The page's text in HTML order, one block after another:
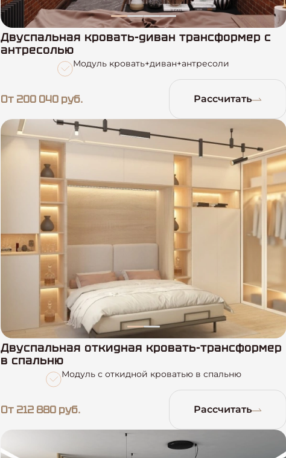
Двуспальная кровать-диван трансформер с
антресолью
Модуль кровать+диван+антресоли
От 200 040 руб. Рассчитать
Двуспальная откидная кровать-трансформер
в спальню
Модуль с откидной кроватью в спальню
От 212 880 руб. Рассчитать